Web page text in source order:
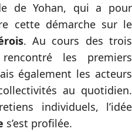
de Yohan, qui a pour
cette démarche sur le
. Au cours des trois
les premiers
également les acteurs
au quotidien.
individuels, l’idée
s’est profilée.